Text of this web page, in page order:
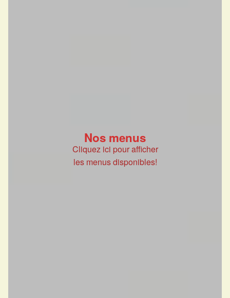
Nos menus
Cliquez ici pour afficher
les menus disponibles!